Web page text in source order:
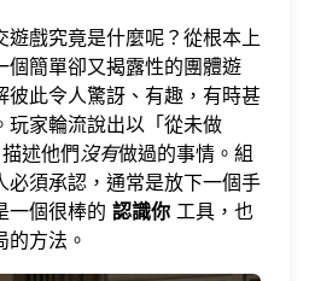
遊戲究竟是什麼呢？從根本上
個簡單卻又揭露性的團體遊
彼此令人驚訝、有趣，有時甚
玩家輪流說出以「從未做
述他們沒有做過的事情。組
必須承認，通常是放下一個手
一個很棒的 認識你 工具，也
的方法。